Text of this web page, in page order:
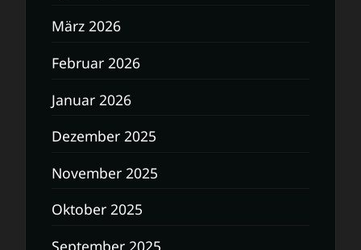
März 2026
Februar 2026
Januar 2026
Dezember 2025
November 2025
Oktober 2025
September 2025